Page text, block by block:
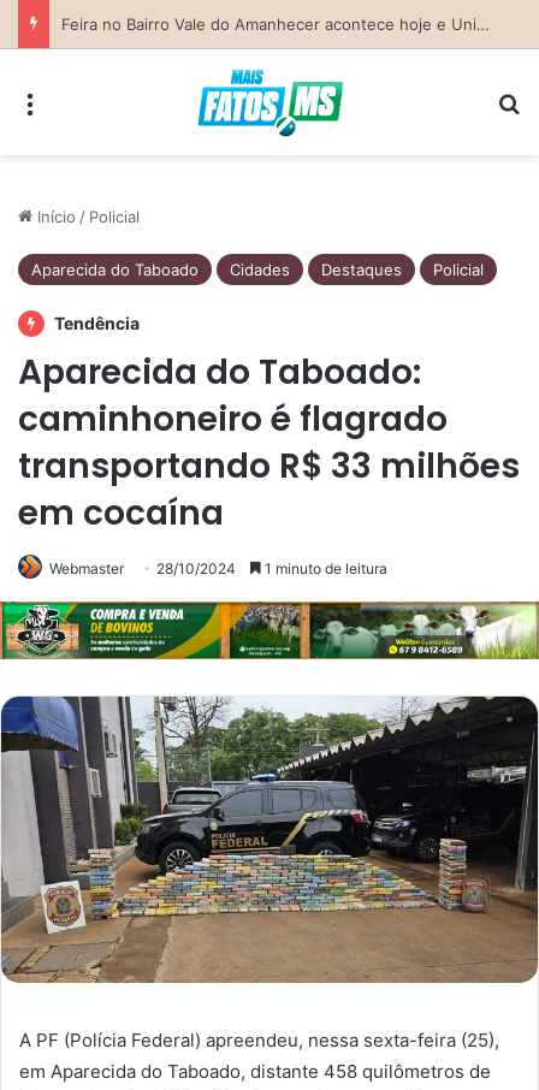
Previsão do Tempo para Costa Rica nesta sexta-feira (7)
Início / Policial
Aparecida do Taboado Cidades Destaques Policial
Tendência
Aparecida do Taboado:
caminhoneiro é flagrado
transportando R$ 33 milhões
em cocaína
Webmaster 28/10/2024 1 minuto de leitura
A PF (Polícia Federal) apreendeu, nessa sexta-feira (25),
em Aparecida do Taboado, distante 458 quilômetros de